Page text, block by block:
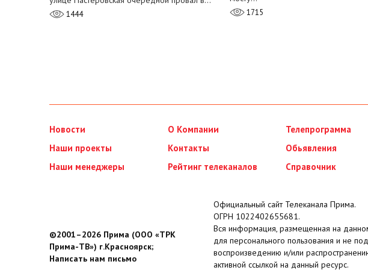
1444 1715
Новости
Наши проекты
Наши менеджеры
О Компании
Контакты
Рейтинг телеканалов
Телепрограмма
Обьявления
Справочник
©2001–2026 Прима (ООО «ТРК
Прима-ТВ») г.Красноярск;
Написать нам письмо
Официальный сайт Телеканала Прима.
ОГРН 1022402655681.
Вся информация, размещенная на
для персонального пользования и не
воспроизведению и/или
активной ссылкой на данный ресурс.